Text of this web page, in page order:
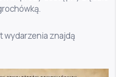
wydarzenia znajdą